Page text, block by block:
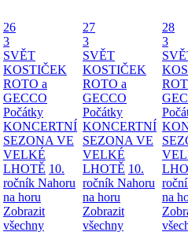
26
3
SVĚT
KOSTIČEK
ROTO a
GECCO
Počátky
KONCERTNÍ
SEZONA VE
VELKÉ
LHOTĚ 10.
ročník Nahoru
na horu
Zobrazit
všechny
27
3
SVĚT
KOSTIČEK
ROTO a
GECCO
Počátky
KONCERTNÍ
SEZONA VE
VELKÉ
LHOTĚ 10.
ročník Nahoru
na horu
Zobrazit
všechny
28
3
na